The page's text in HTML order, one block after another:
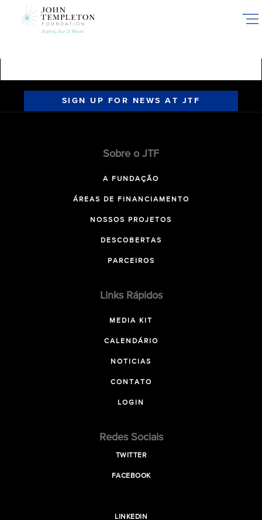
SIGN UP FOR NEWS AT JTF
Sobre o JTF
A FUNDAÇÃO
ÁREAS DE FINANCIAMENTO
NOSSOS PROJETOS
DESCOBERTAS
PARCEIROS
Links Rápidos
MEDIA KIT
CALENDÁRIO
NOTICIAS
CONTATO
LOGIN
Redes Sociais
TWITTER
FACEBOOK
LINKEDIN